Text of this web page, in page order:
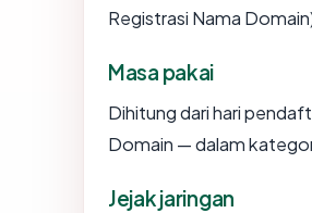
Registrasi Nama
Masa pakai
Dihitung dari hari
Domain — dalam
Jejak jaringan